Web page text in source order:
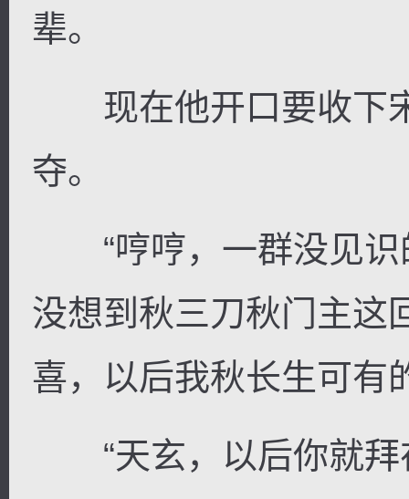
辈。
现在他开口要收下
夺。
“哼哼，一群没见识
没想到秋三刀秋门主这
喜，以后我秋长生可有
“天玄，以后你就拜